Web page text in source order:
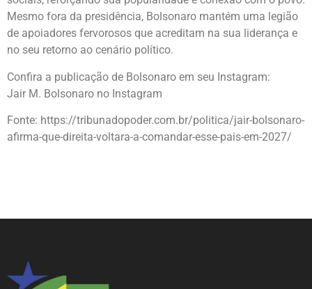
Mesmo fora da presidência, Bolsonaro mantém uma legião
de apoiadores fervorosos que acreditam na sua liderança e
no seu retorno ao cenário político.
Confira a publicação de Bolsonaro em seu Instagram:
Jair M. Bolsonaro no Instagram
Fonte: https://tribunadopoder.com.br/politica/jair-bolsonaro-
afirma-que-direita-voltara-a-comandar-esse-pais-em-2027/